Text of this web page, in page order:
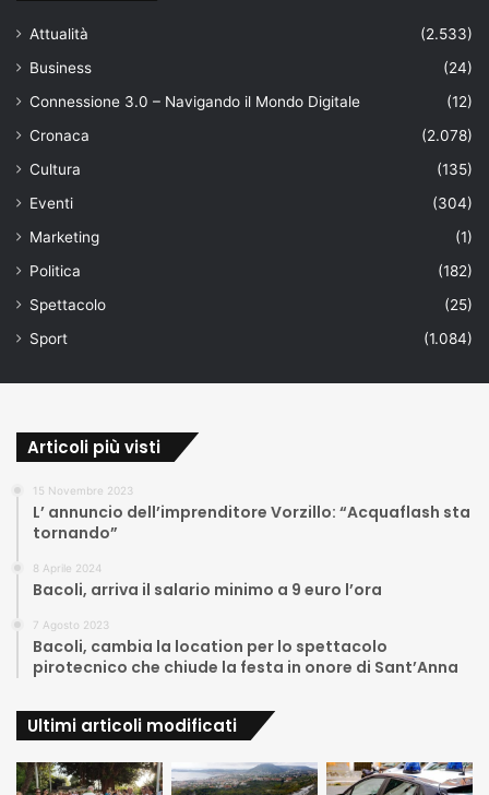
Attualità
(2.533)
Business
(24)
Connessione 3.0 – Navigando il Mondo Digitale
(12)
Cronaca
(2.078)
Cultura
(135)
Eventi
(304)
Marketing
(1)
Politica
(182)
Spettacolo
(25)
Sport
(1.084)
Articoli più visti
15 Novembre 2023
L’ annuncio dell’imprenditore Vorzillo: “Acquaflash sta
tornando”
8 Aprile 2024
Bacoli, arriva il salario minimo a 9 euro l’ora
7 Agosto 2023
Bacoli, cambia la location per lo spettacolo
pirotecnico che chiude la festa in onore di Sant’Anna
Ultimi articoli modificati